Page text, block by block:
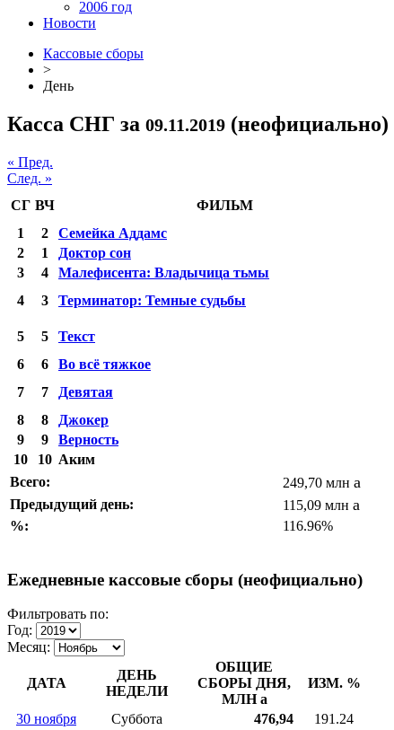
2006 год
Новости
Кассовые сборы
>
День
Касса СНГ за 09.11.2019 (неофициально)
« Пред.
След. »
СГ ВЧ ФИЛЬМ
1
2 Семейка Аддамс
2
1 Доктор сон
3
4 Малефисента: Владычица тьмы
4
3 Терминатор: Темные судьбы
5 5 Текст
6
6 Во всё тяжкое
7
7 Девятая
8
8 Джокер
9
9 Верность
10
10 Аким
Всего:
249,70 млн a
Предыдущий день: 115,09 млн a
%: 116.96%
Ежедневные кассовые сборы (неофициально)
Фильтровать по:
Год:
Месяц:
ДАТА
ДЕНЬ
НЕДЕЛИ
ОБЩИЕ
СБОРЫ ДНЯ,
МЛНa
ИЗМ. %
30 ноября
Суббота 476,94 191.24